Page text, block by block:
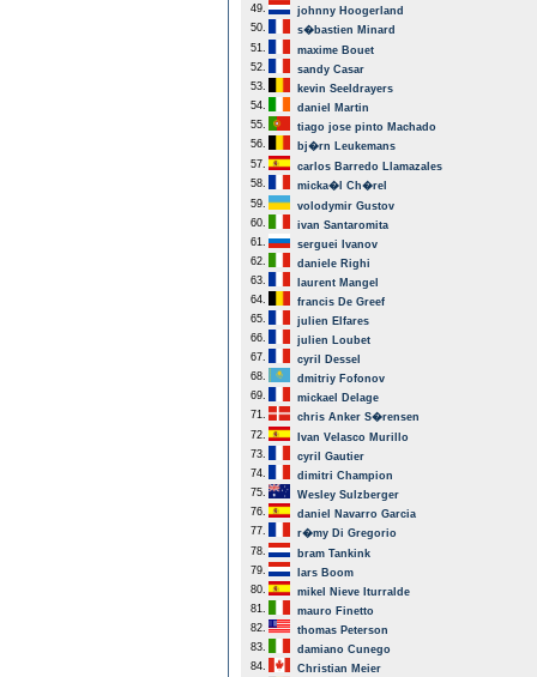
49.
johnny Hoogerland
50.
s�bastien Minard
51.
maxime Bouet
52.
sandy Casar
53.
kevin Seeldrayers
54.
daniel Martin
55.
tiago jose pinto Machado
56.
bj�rn Leukemans
57.
carlos Barredo Llamazales
58.
micka�l Ch�rel
59.
volodymir Gustov
60.
ivan Santaromita
61.
serguei Ivanov
62.
daniele Righi
63.
laurent Mangel
64.
francis De Greef
65.
julien Elfares
66.
julien Loubet
67.
cyril Dessel
68.
dmitriy Fofonov
69.
mickael Delage
71.
chris Anker S�rensen
72.
Ivan Velasco Murillo
73.
cyril Gautier
74.
dimitri Champion
75.
Wesley Sulzberger
76.
daniel Navarro Garcia
77.
r�my Di Gregorio
78.
bram Tankink
79.
lars Boom
80.
mikel Nieve Iturralde
81.
mauro Finetto
82.
thomas Peterson
83.
damiano Cunego
84.
Christian Meier